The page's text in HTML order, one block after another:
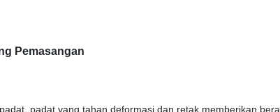
Pemasangan
padat yang tahan deformasi dan retak,memberikan